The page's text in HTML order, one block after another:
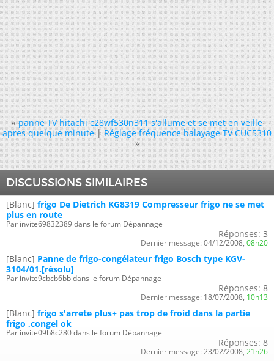
« panne TV hitachi c28wf530n311 s'allume et se met en veille
apres quelque minute|Réglage fréquence balayage TV CUC5310
»
DISCUSSIONS SIMILAIRES
[Blanc] frigo De Dietrich KG8319 Compresseur frigo ne se met
plus en route
Par invite69832389 dans le forum Dépannage
Réponses: 3
Dernier message: 04/12/2008, 08h20
[Blanc] Panne de frigo-congélateur frigo Bosch type KGV-
3104/01.[résolu]
Par invite9cbcb6bb dans le forum Dépannage
Réponses: 8
Dernier message: 18/07/2008, 10h13
[Blanc] frigo s'arrete plus+ pas trop de froid dans la partie
frigo ,congel ok
Par invite09b8c280 dans le forum Dépannage
Réponses: 8
Dernier message: 23/02/2008, 21h26